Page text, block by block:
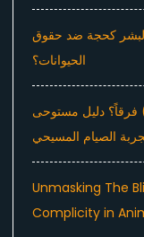
البشر كحجة ضد حقوق
الحيوانات؟
فرقاً؟ دليل مستوحى
الصيام المسيحي
Unmasking The
Complicity in